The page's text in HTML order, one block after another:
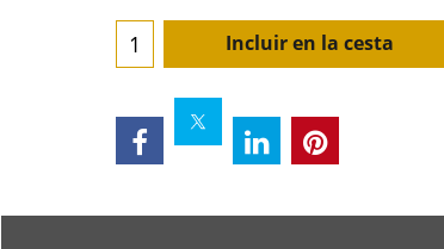
Incluir en la cesta